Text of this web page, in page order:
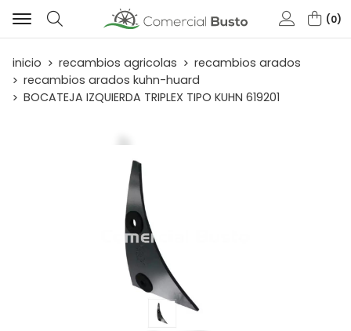
Buscar
0
inicio recambios agricolas
recambios arados
recambios arados kuhn-huard
BOCATEJA IZQUIERDA TRIPLEX TIPO KUHN 619201